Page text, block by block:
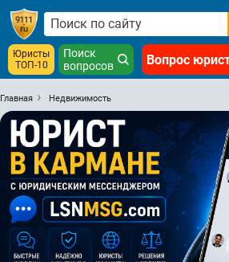
Юристы
ТОП-10
Поиск
вопросов
Вопрос
Главная Недвижимость